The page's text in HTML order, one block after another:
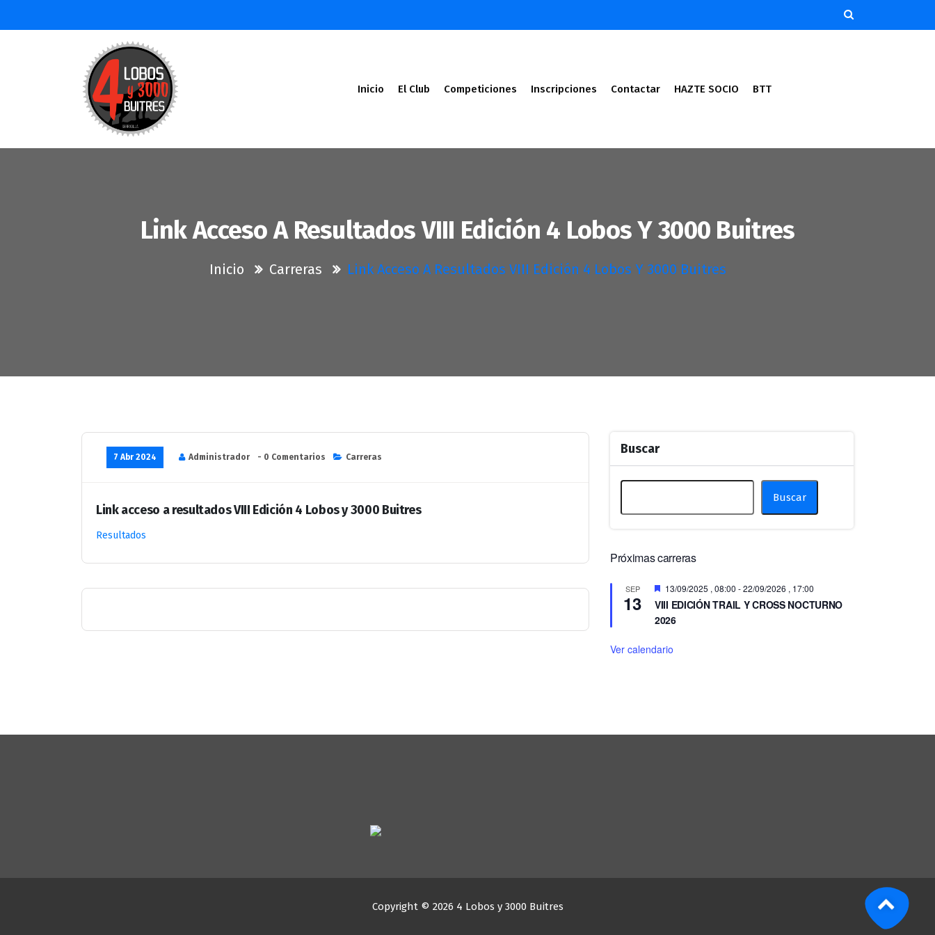
Inicio El Club Competiciones Inscripciones Contactar HAZTE SOCIO BTT
Link Acceso A Resultados VIII Edición 4 Lobos Y 3000 Buitres
Inicio Carreras Link Acceso A Resultados VIII Edición 4 Lobos Y 3000 Buitres
7 Abr 2024 Administrador - 0 Comentarios Carreras
Link acceso a resultados VIII Edición 4 Lobos y 3000 Buitres
Resultados
Buscar
Buscar
Próximas carreras
SEP
13
Destacado
13/09/2025 , 08:00 -22/09/2026 , 17:00
VIII EDICIÓN TRAIL Y CROSS NOCTURNO
2026
Ver calendario
Copyright © 2026 4 Lobos y 3000 Buitres